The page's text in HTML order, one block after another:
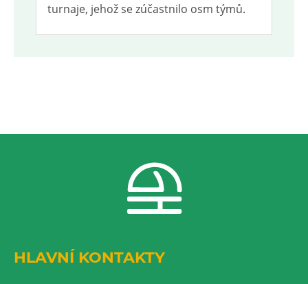
turnaje, jehož se zúčastnilo osm týmů.
HLAVNÍ KONTAKTY